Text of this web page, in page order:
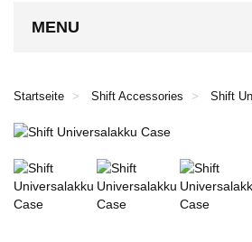
MENU
Startseite Shift Accessories Shift